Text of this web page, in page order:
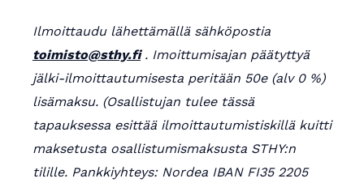
Ilmoittaudu lähettämällä sähköpostia
toimisto@sthy.fi. Imoittumisajan päätyttyä
jälki-ilmoittautumisesta peritään 50e (alv 0 %)
lisämaksu. (Osallistujan tulee tässä
tapauksessa esittää ilmoittautumistiskillä kuitti
maksetusta osallistumismaksusta STHY:n
tilille. Pankkiyhteys: Nordea IBAN FI35 2205